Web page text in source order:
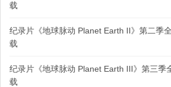
载
纪录片《地球脉动 Planet Earth II》第二季
载
纪录片《地球脉动 Planet Earth III》第三季
载